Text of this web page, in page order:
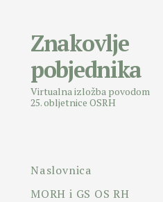
content
Znakovlje
pobjednika
Virtualna izložba povodom
25. obljetnice OSRH
Naslovnica
MORH i GS OS RH